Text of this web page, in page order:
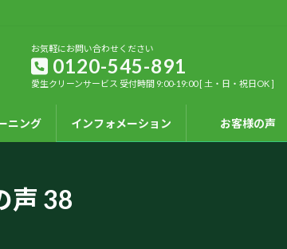
お気軽にお問い合わせください
0120-545-891
愛生クリーンサービス 受付時間 9:00-19:00 [ 土・日・祝日OK ]
ニング インフォメーション お客様の声
声 38